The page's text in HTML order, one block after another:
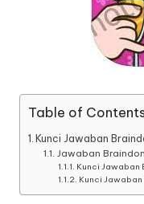
Table of
Kunci Jawaban
Jawaban
Kunci Jawaban
Kunci Jawaban